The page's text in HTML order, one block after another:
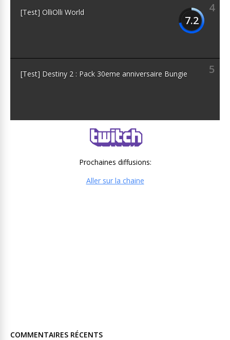
4
7.2
[Test] OlliOlli World
5
[Test] Destiny 2 : Pack 30eme anniversaire Bungie
Prochaines diffusions:
Aller sur la chaine
COMMENTAIRES RÉCENTS